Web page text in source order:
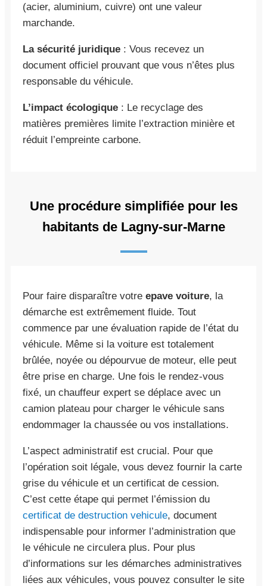
(acier, aluminium, cuivre) ont une valeur
marchande.
La sécurité juridique : Vous recevez un
document officiel prouvant que vous n’êtes plus
responsable du véhicule.
L’impact écologique : Le recyclage des
matières premières limite l’extraction minière et
réduit l’empreinte carbone.
Une procédure simplifiée pour les
habitants de Lagny-sur-Marne
Pour faire disparaître votre epave voiture, la
démarche est extrêmement fluide. Tout
commence par une évaluation rapide de l’état du
véhicule. Même si la voiture est totalement
brûlée, noyée ou dépourvue de moteur, elle peut
être prise en charge. Une fois le rendez-vous
fixé, un chauffeur expert se déplace avec un
camion plateau pour charger le véhicule sans
endommager la chaussée ou vos installations.
L’aspect administratif est crucial. Pour que
l’opération soit légale, vous devez fournir la carte
grise du véhicule et un certificat de cession.
C’est cette étape qui permet l’émission du
certificat de destruction vehicule, document
indispensable pour informer l’administration que
le véhicule ne circulera plus. Pour plus
d’informations sur les démarches administratives
liées aux véhicules, vous pouvez consulter le site